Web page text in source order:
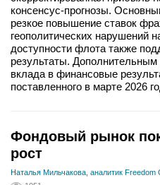
консенсус-прогнозы.
резкое повышение ставок
геополитических нарушений
доступности флота также
результаты.
вклада в финансовые
поставленного в марте 2026
Фондовый рынок
рост
Наталья Мильчакова, аналитик Freedom